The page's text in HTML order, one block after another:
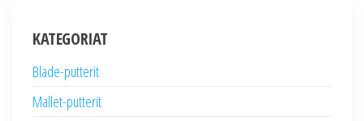
KATEGORIAT
Blade-putterit
Mallet-putterit